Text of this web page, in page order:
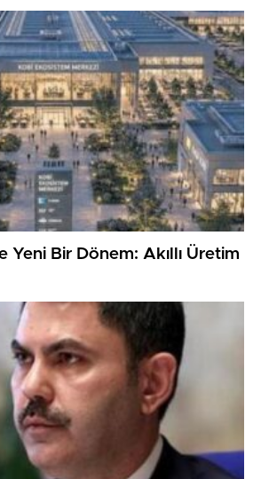
Yeni Bir Dönem: Akıllı Üretim